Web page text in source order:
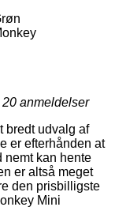
20 anmeldelser
bredt udvalg af
er efterhånden at
nemt kan hente
er altså meget
den prisbilligste
Mini